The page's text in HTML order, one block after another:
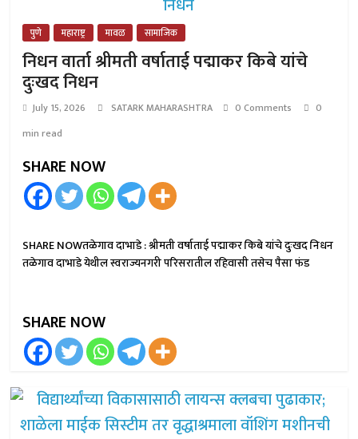
पुणे महाराष्ट्र मावळ सामाजिक
निधन वार्ता श्रीमती वर्षाताई पद्माकर किबे यांचे
दुःखद निधन
July 15, 2026 SATARK MAHARASHTRA 0 Comments
0
min read
SHARE NOW
SHARE NOWतळेगाव दाभाडे : श्रीमती वर्षाताई पद्माकर किबे यांचे दुःखद निधन
तळेगाव दाभाडे येथील स्वराज्यनगरी परिसरातील रहिवासी तसेच पैसा फंड
SHARE NOW